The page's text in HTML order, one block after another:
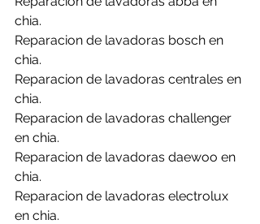
chia.
Reparacion de lavadoras bosch en
chia.
Reparacion de lavadoras centrales en
chia.
Reparacion de lavadoras challenger
en chia.
Reparacion de lavadoras daewoo en
chia.
Reparacion de lavadoras electrolux
en chia.